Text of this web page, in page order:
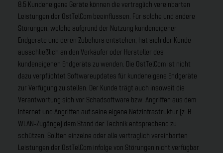
8.5 Kundeneigene Geräte können die vertraglich vereinbarten
Leistungen der OstTelCom beeinflussen. Für solche und andere
Störungen, welche aufgrund der Nutzung kundeneigener
Endgeräte und deren Zubehörs entstehen, hat sich der Kunde
ausschließlich an den Verkäufer oder Hersteller des
kundeneigenen Endgeräts zu wenden. Die OstTelCom ist nicht
dazu verpflichtet Softwareupdates für kundeneigene Endgeräte
zur Verfügung zu stellen. Der Kunde trägt auch insoweit die
Verantwortung sich vor Schadsoftware bzw. Angriffen aus dem
Internet und Angriffen auf seine eigene Netzinfrastruktur (z. B.
WLAN-Zugänge) dem Stand der Technik entsprechend zu
schützen. Sollten einzelne oder alle vertraglich vereinbarten
Leistungen der OstTelCom infolge von Störungen nicht verfügbar